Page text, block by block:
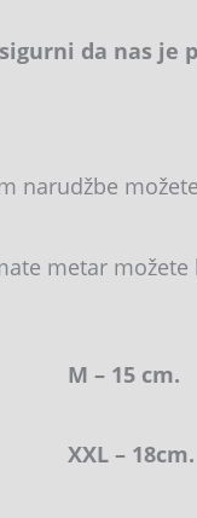
da nas
narudžbe
metar
M – 15
XXL – 18cm.